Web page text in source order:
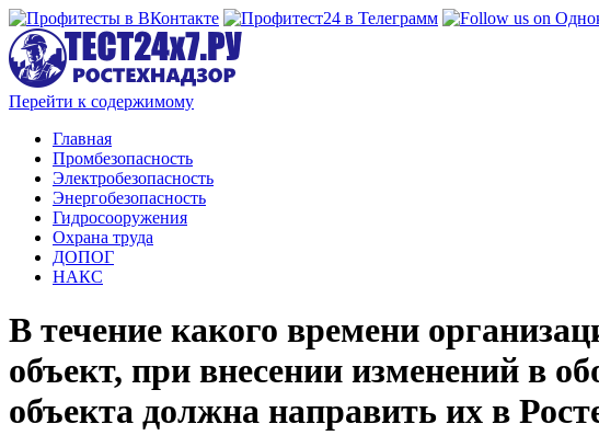
Перейти к содержимому
Главная
Промбезопасность
Электробезопасность
Энергобезопасность
Гидросооружения
Охрана труда
ДОПОГ
НАКС
В течение какого времени
объект, при внесении изменений в
объекта должна направить их в